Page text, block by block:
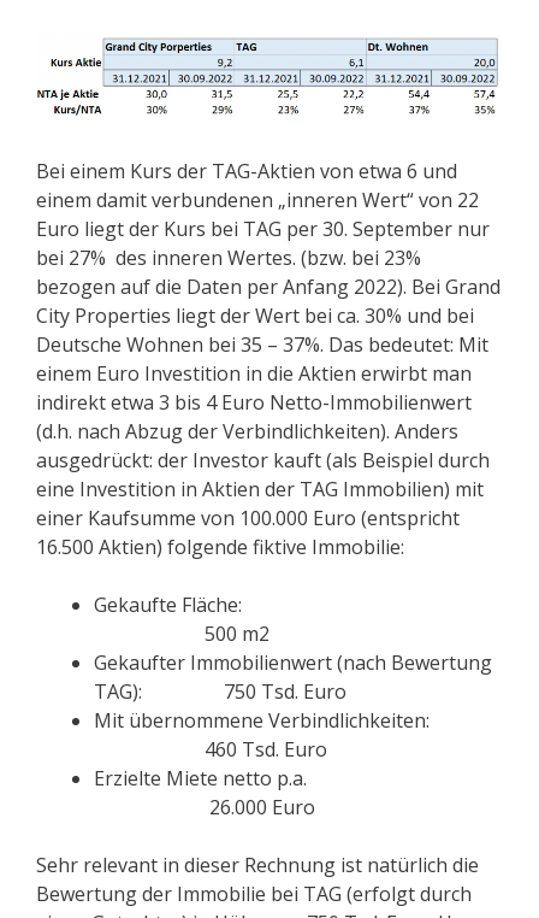
Bei einem Kurs der TAG-Aktien von etwa 6 und
einem damit verbundenen „inneren Wert“ von 22
Euro liegt der Kurs bei TAG per 30. September nur
bei 27% des inneren Wertes. (bzw. bei 23%
bezogen auf die Daten per Anfang 2022). Bei Grand
City Properties liegt der Wert bei ca. 30% und bei
Deutsche Wohnen bei 35 – 37%. Das bedeutet: Mit
einem Euro Investition in die Aktien erwirbt man
indirekt etwa 3 bis 4 Euro Netto-Immobilienwert
(d.h. nach Abzug der Verbindlichkeiten). Anders
ausgedrückt: der Investor kauft (als Beispiel durch
eine Investition in Aktien der TAG Immobilien) mit
einer Kaufsumme von 100.000 Euro (entspricht
16.500 Aktien) folgende fiktive Immobilie:
Gekaufte Fläche:
500 m2
Gekaufter Immobilienwert (nach Bewertung
TAG): 750 Tsd. Euro
Mit übernommene Verbindlichkeiten:
460 Tsd. Euro
Erzielte Miete netto p.a.
26.000 Euro
Sehr relevant in dieser Rechnung ist natürlich die
Bewertung der Immobilie bei TAG (erfolgt durch